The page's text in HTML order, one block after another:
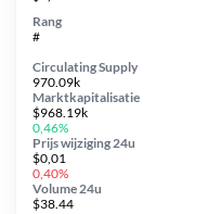
Circulating Supply
970.09k
Prijs wijziging24u
$0,01
0,40%
Marktkapitalisatie
$968.19k
0,46%
Volume 24u
$38.44
Rang
#